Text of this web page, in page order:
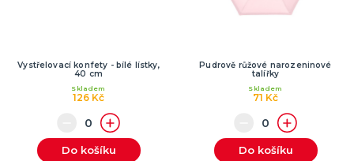
Vystřelovací konfety - bílé lístky,
40 cm
126 Kč
Skladem
Do košíku
Pudrově růžové narozeninové
talířky
71 Kč
Skladem
Do košíku